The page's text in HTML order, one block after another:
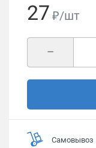
27 ₽/шт
–
Самовывоз